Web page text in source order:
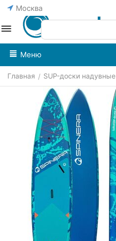
Москва
Меню
Главная / SUP-доски надувные